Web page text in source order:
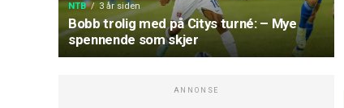
NTB 3 år siden
Bobb trolig med på Citys turné: – Mye
spennende som skjer
ANNONSE